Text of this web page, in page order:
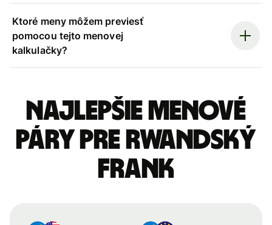
Ktoré meny môžem previesť
pomocou tejto menovej
kalkulačky?
Najlepšie menové
páry pre Rwandský
frank